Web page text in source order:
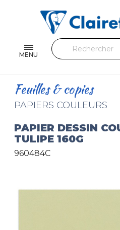
MENU
Feuilles & Copies
Beaux-arts & Dessin
Loisirs créatifs
Cuir & trousses
Toutes les collections
Feuilles & copies
PAPIERS COULEURS
PAPIER DESSIN
TULIPE 160G
960484C